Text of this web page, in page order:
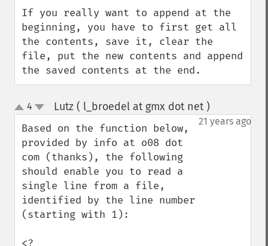
If you really want to append at the
beginning, you have to first get all
the contents, save it, clear the
file, put the new contents and append
the saved contents at the end.
up
down
4 Lutz ( l_broedel at gmx dot net )
21 years ago
Based on the function below,
provided by info at o08 dot
com (thanks), the following
should enable you to read a
single line from a file,
identified by the line number
(starting with 1):
<?